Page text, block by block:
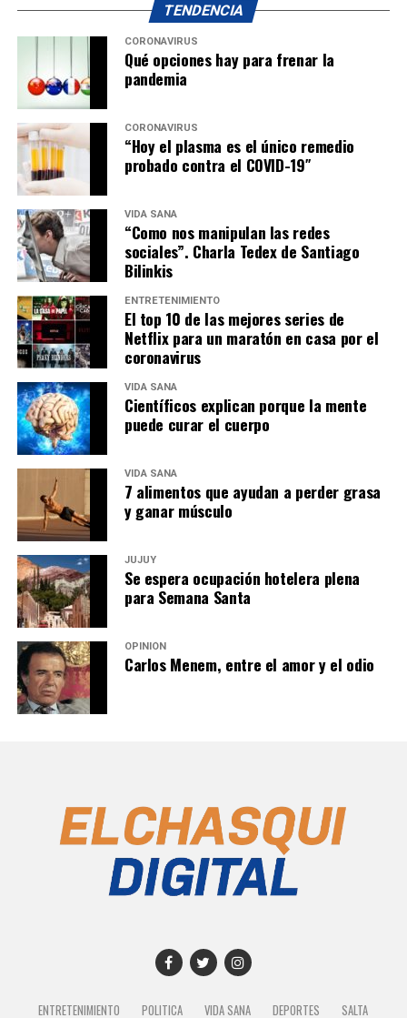
TENDENCIA
CORONAVIRUS
Qué opciones hay para frenar la
pandemia
CORONAVIRUS
“Hoy el plasma es el único remedio
probado contra el COVID-19″
VIDA SANA
“Como nos manipulan las redes
sociales”. Charla Tedex de Santiago
Bilinkis
ENTRETENIMIENTO
El top 10 de las mejores series de
Netflix para un maratón en casa por el
coronavirus
VIDA SANA
Científicos explican porque la mente
puede curar el cuerpo
VIDA SANA
7 alimentos que ayudan a perder grasa
y ganar músculo
JUJUY
Se espera ocupación hotelera plena
para Semana Santa
OPINIÓN
Carlos Menem, entre el amor y el odio
ENTRETENIMIENTO POLITICA VIDA SANA DEPORTES SALTA